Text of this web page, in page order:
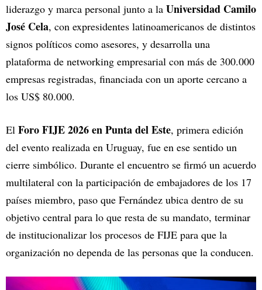
liderazgo y marca personal junto a la Universidad Camilo
José Cela, con expresidentes latinoamericanos de distintos
signos políticos como asesores, y desarrolla una
plataforma de networking empresarial con más de 300.000
empresas registradas, financiada con un aporte cercano a
los US$ 80.000.
El Foro FIJE 2026 en Punta del Este, primera edición
del evento realizada en Uruguay, fue en ese sentido un
cierre simbólico. Durante el encuentro se firmó un acuerdo
multilateral con la participación de embajadores de los 17
países miembro, paso que Fernández ubica dentro de su
objetivo central para lo que resta de su mandato, terminar
de institucionalizar los procesos de FIJE para que la
organización no dependa de las personas que la conducen.